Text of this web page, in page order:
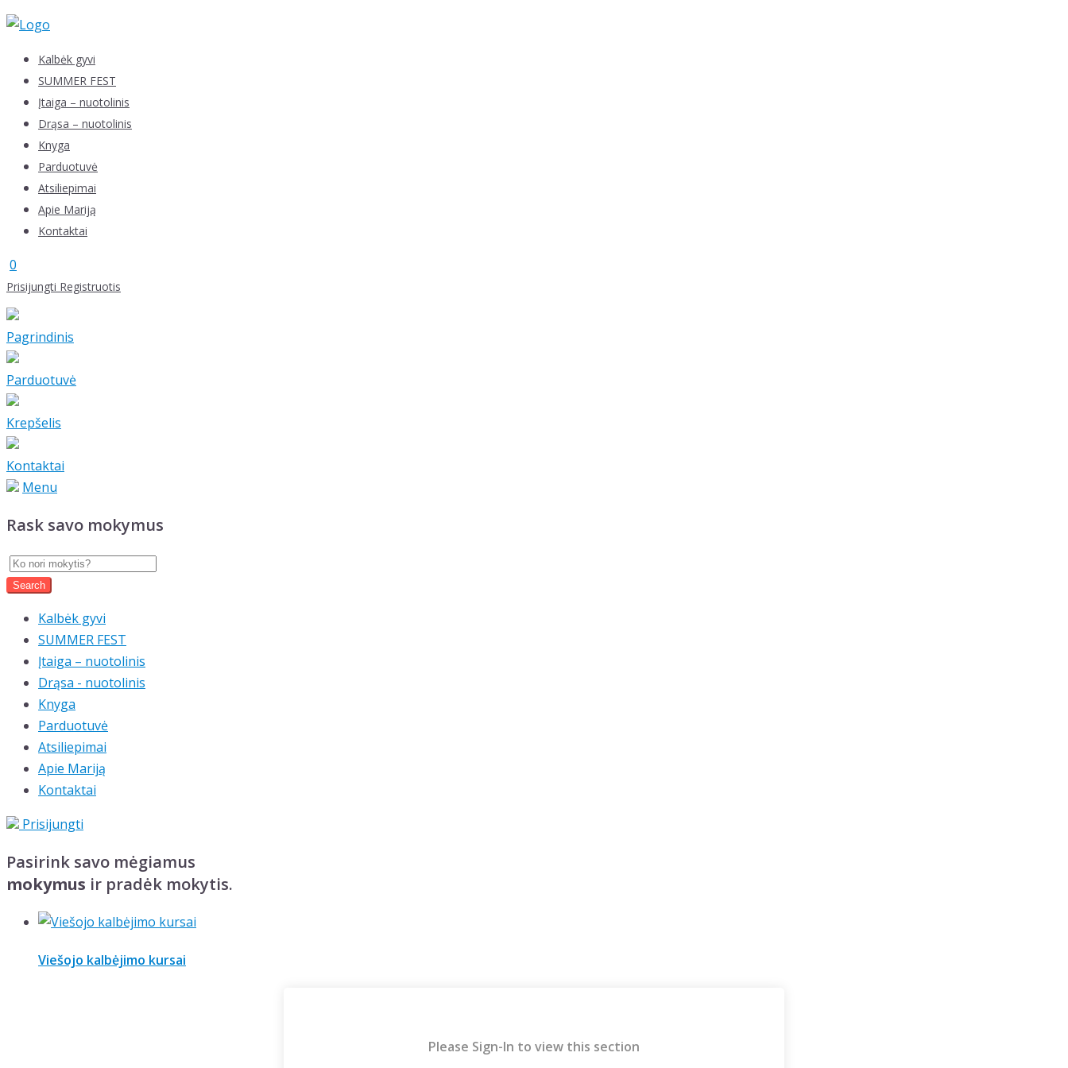
Skip
contentKalbėk gyvi
SUMMER FEST
Įtaiga – nuotolinis
Drąsa – nuotolinis
Knyga
Parduotuvė
Atsiliepimai
Apie Mariją
Kontaktai
0
Prisijungti Registruotis
Pagrindinis
Parduotuvė
Krepšelis
Kontaktai
Menu
Rask savo mokymus
Kalbėk gyvi
SUMMER FEST
Įtaiga – nuotolinis
Drąsa - nuotolinis
Knyga
Parduotuvė
Atsiliepimai
Apie Mariją
Kontaktai
Prisijungti
Pasirink savo mėgiamus
mokymus ir pradėk mokytis.
Viešojo kalbėjimo kursai
Please Sign-In to view this section